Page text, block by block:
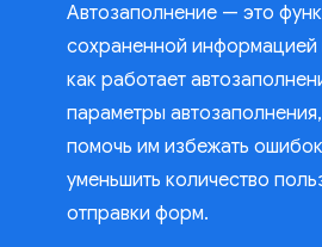
Автозаполнение — это
сохраненной информацией
как работает
параметры
помочь им избежать
уменьшить количество
отправки форм.